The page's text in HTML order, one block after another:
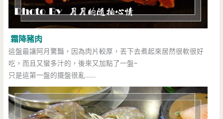
霜降豬肉
這盤最讓阿月驚豔，因為肉片較厚，丟下去煮起來居然很軟很好
吃，而且又蠻多汁的，後來又加點了一盤~
只是這第一盤的擺盤很亂…….